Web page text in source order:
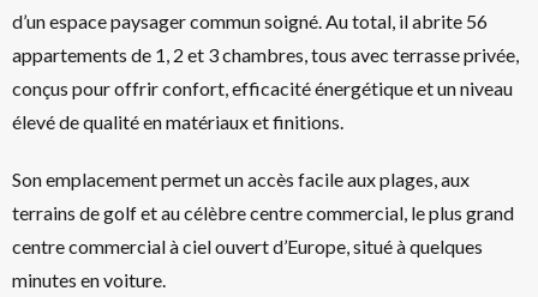
d’un espace paysager commun soigné. Au total, il abrite 56
appartements de 1, 2 et 3 chambres, tous avec terrasse privée,
conçus pour offrir confort, efficacité énergétique et un niveau
élevé de qualité en matériaux et finitions.
Son emplacement permet un accès facile aux plages, aux
terrains de golf et au célèbre centre commercial, le plus grand
centre commercial à ciel ouvert d’Europe, situé à quelques
minutes en voiture.